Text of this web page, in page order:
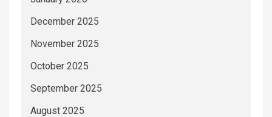
December 2025
November 2025
October 2025
September 2025
August 2025